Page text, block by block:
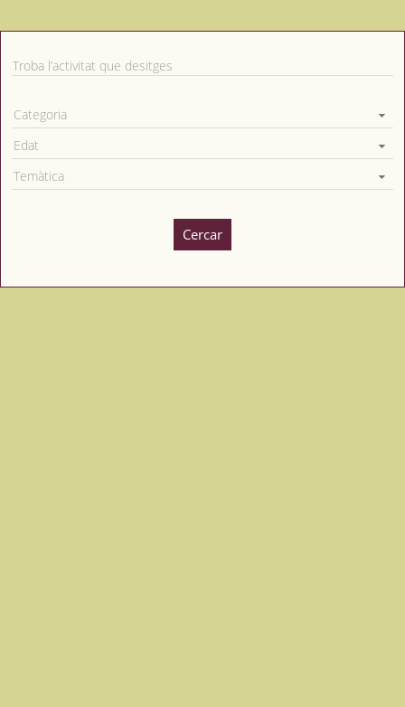
Troba l’activitat que desitges
Categoria
Edat
Temàtica